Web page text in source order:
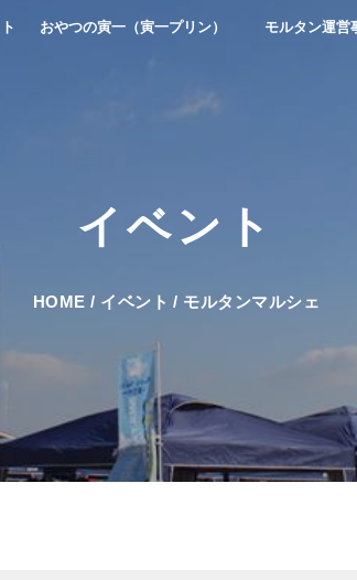
おやつの寅一（寅一プリン） モルタン運営
イベント
HOME / イベント / モルタンマルシェ